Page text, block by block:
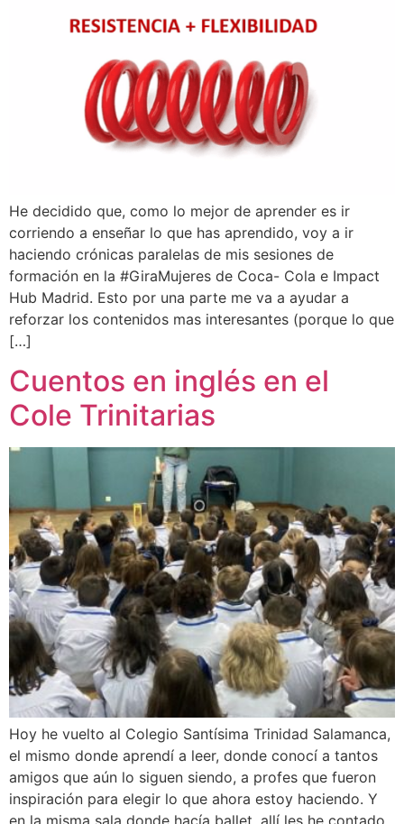
He decidido que, como lo mejor de aprender es ir
corriendo a enseñar lo que has aprendido, voy a ir
haciendo crónicas paralelas de mis sesiones de
formación en la #GiraMujeres de Coca- Cola e Impact
Hub Madrid. Esto por una parte me va a ayudar a
reforzar los contenidos mas interesantes (porque lo que
[…]
Cuentos en inglés en el
Cole Trinitarias
Hoy he vuelto al Colegio Santísima Trinidad Salamanca,
el mismo donde aprendí a leer, donde conocí a tantos
amigos que aún lo siguen siendo, a profes que fueron
inspiración para elegir lo que ahora estoy haciendo. Y